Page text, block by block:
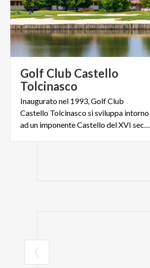
Golf Club Castello
Tolcinasco
Inaugurato nel 1993, Golf Club
Castello Tolcinasco si sviluppa intorno
ad un imponente Castello del XVI secolo e alla sua antica corte.